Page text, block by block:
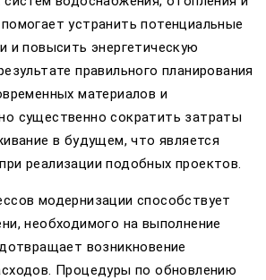
устранить потенциальные
и повысить энергетическую
правильного планирования
материалов и
существенно сократить затраты
в будущем, что является
реализации подобных проектов.
модернизации способствует
необходимого на выполнение
возникновение
Процедуры по обновлению